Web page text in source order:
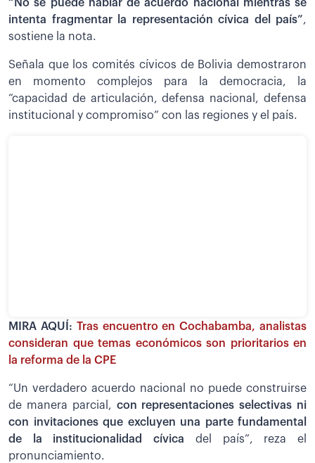
“No se puede hablar de acuerdo nacional mientras se
intenta fragmentar la representación cívica del país”,
sostiene la nota.
Señala que los comités cívicos de Bolivia demostraron
en momento complejos para la democracia, la
“capacidad de articulación, defensa nacional, defensa
institucional y compromiso” con las regiones y el país.
MIRA AQUÍ: Tras encuentro en Cochabamba, analistas
consideran que temas económicos son prioritarios en
la reforma de la CPE
“Un verdadero acuerdo nacional no puede construirse
de manera parcial, con representaciones selectivas ni
con invitaciones que excluyen una parte fundamental
de la institucionalidad cívica del país”, reza el
pronunciamiento.